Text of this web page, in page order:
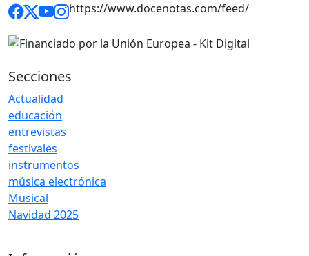
https://www.docenotas.com/feed/
Secciones
Actualidad
educación
entrevistas
festivales
instrumentos
música electrónica
Musical
Navidad 2025